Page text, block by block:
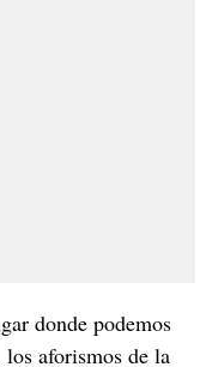
donde podemos
aforismos de la